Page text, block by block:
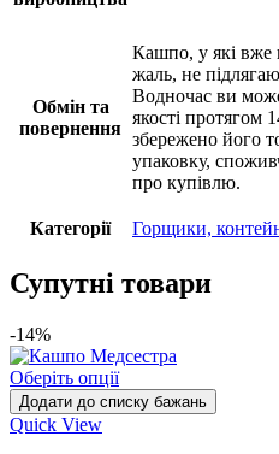
Обмін та
повернення
Кашпо, у які вже
жаль, не
Водночас ви
якості протягом
збережено його
упаковку,
про купівлю.
Категорії Горщики,
Супутні товари
-14%
Оберіть опції
Додати до списку бажань
Quick View